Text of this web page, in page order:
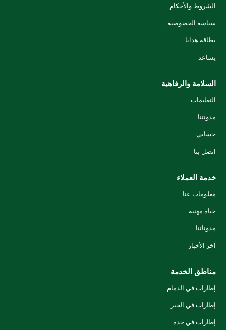
الشروط والأحكام
سياسة الخصوصية
بطاقة هدايا
يساعد
السلامة والرفاهية
التعليمات
مدونتنا
حسابي
اتصل بنا
خدمة العملاء
معلومات عنا
حياة مهنية
مدوناتنا
آخر الأخبار
مناطق الخدمة
إطارات في الدمام
إطارات في الخبر
إطارات في جدة